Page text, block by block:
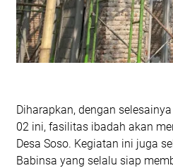
Diharapkan, dengan
02 ini, fasilitas ibadah akan
Desa Soso. Kegiatan ini juga
Babinsa yang selalu siap